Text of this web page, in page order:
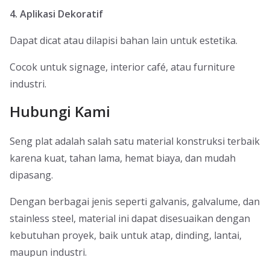
4. Aplikasi Dekoratif
Dapat dicat atau dilapisi bahan lain untuk estetika.
Cocok untuk signage, interior café, atau furniture
industri.
Hubungi Kami
Seng plat adalah salah satu material konstruksi terbaik
karena kuat, tahan lama, hemat biaya, dan mudah
dipasang.
Dengan berbagai jenis seperti galvanis, galvalume, dan
stainless steel, material ini dapat disesuaikan dengan
kebutuhan proyek, baik untuk atap, dinding, lantai,
maupun industri.